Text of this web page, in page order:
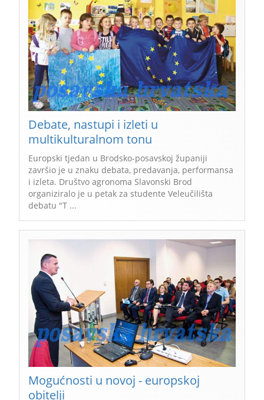
Debate, nastupi i izleti u
multikulturalnom tonu
Europski tjedan u Brodsko-posavskoj županiji
završio je u znaku debata, predavanja, performansa
i izleta. Društvo agronoma Slavonski Brod
organiziralo je u petak za studente Veleučilišta
debatu "T ...
Mogućnosti u novoj - europskoj
obitelji